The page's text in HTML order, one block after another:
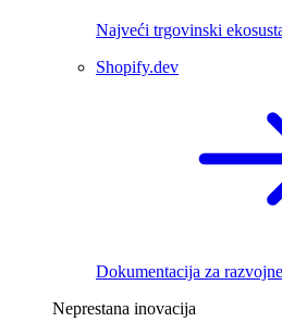
Najveći trgovinski
Shopify.dev
Dokumentacija za
Neprestana inovacija